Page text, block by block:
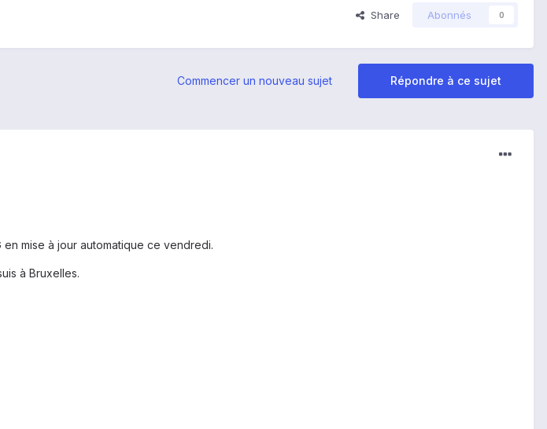
Share Abonnés 0
Répondre à ce sujet
Commencer un nouveau sujet
mise à jour automatique ce vendredi.
à Bruxelles.